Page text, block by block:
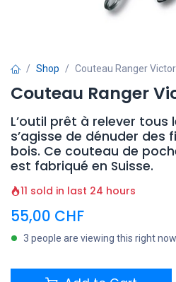
Shop Couteau Ranger
Couteau Ranger
L’outil prêt à relever tous
s’agisse de dénuder des
bois. Ce couteau de
est fabriqué en Suisse.
11 sold in last 24 hours
55,00 CHF
3 people are viewing this right now